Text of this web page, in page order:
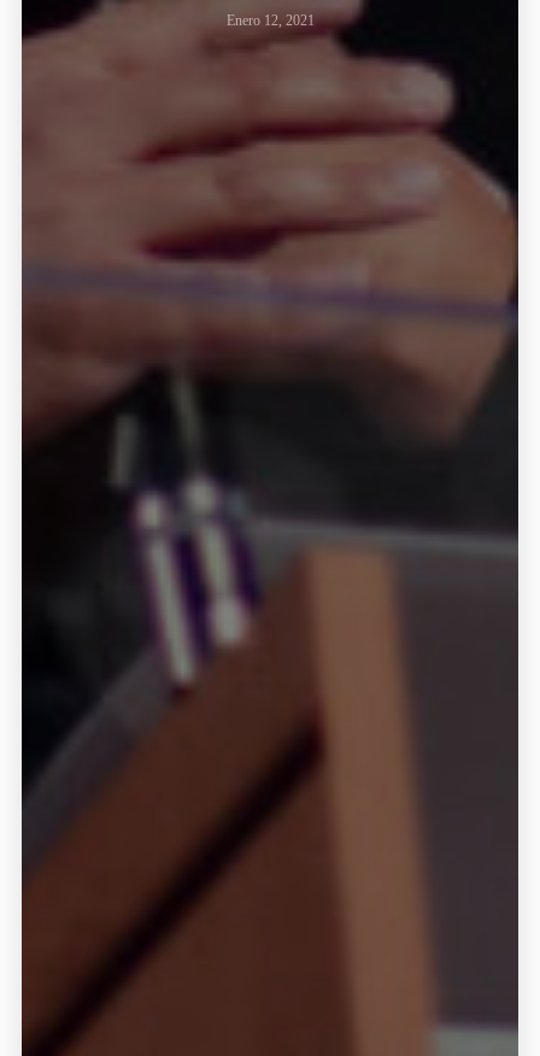
Enero 12, 2021